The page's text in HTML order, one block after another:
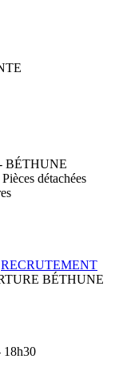
BÉTHUNE
détachées
RECRUTEMENT
BÉTHUNE
18h30